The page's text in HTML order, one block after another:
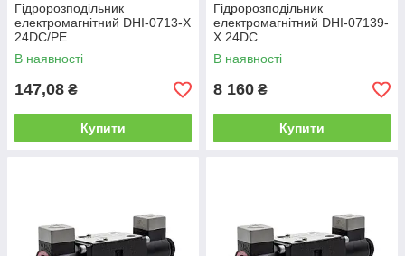
Гідророзподільник
електромагнітний DHI-0713-X
24DC/PE
В наявності
147,08 ₴
Купити
Гідророзподільник
електромагнітний DHI-07139-
Х 24DC
В наявності
8 160 ₴
Купити